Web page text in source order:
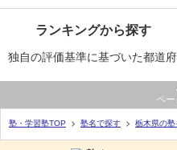
ランキングから探す
独自の評価基準に基づいた都道
ペ
塾・学習塾TOP 塾名で探す 栃木県の